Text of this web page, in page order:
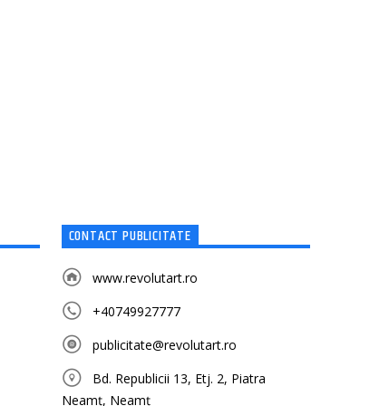
CONTACT PUBLICITATE
www.revolutart.ro
+40749927777
publicitate@revolutart.ro
Bd. Republicii 13, Etj. 2, Piatra
Neamț, Neamț